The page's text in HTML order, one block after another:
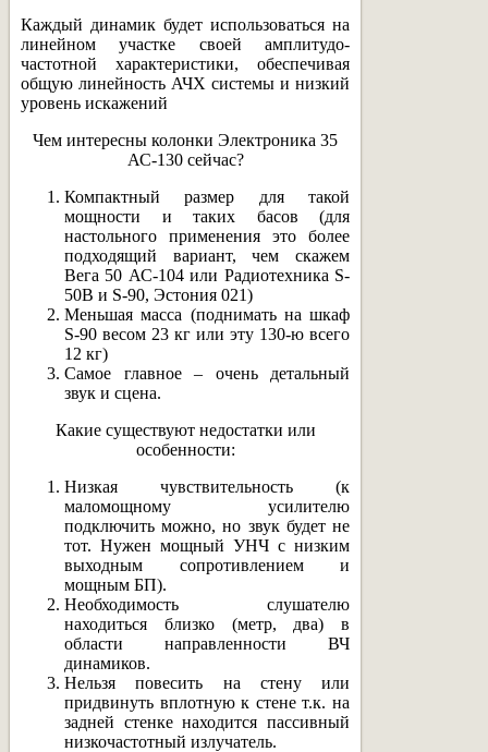
Каждый динамик будет использоваться на
линейном участке своей амплитудо-
частотной характеристики, обеспечивая
общую линейность АЧХ системы и низкий
уровень искажений
Чем интересны колонки Электроника 35
АС-130 сейчас?
Компактный размер для такой
мощности и таких басов (для
настольного применения это более
подходящий вариант, чем скажем
Вега 50 АС-104 или Радиотехника S-
50B и S-90, Эстония 021)
Меньшая масса (поднимать на шкаф
S-90 весом 23 кг или эту 130-ю всего
12 кг)
Самое главное – очень детальный
звук и сцена.
Какие существуют недостатки или
особенности:
Низкая чувствительность (к
маломощному усилителю
подключить можно, но звук будет не
тот. Нужен мощный УНЧ с низким
выходным сопротивлением и
мощным БП).
Необходимость слушателю
находиться близко (метр, два) в
области направленности ВЧ
динамиков.
Нельзя повесить на стену или
придвинуть вплотную к стене т.к. на
задней стенке находится пассивный
низкочастотный излучатель.